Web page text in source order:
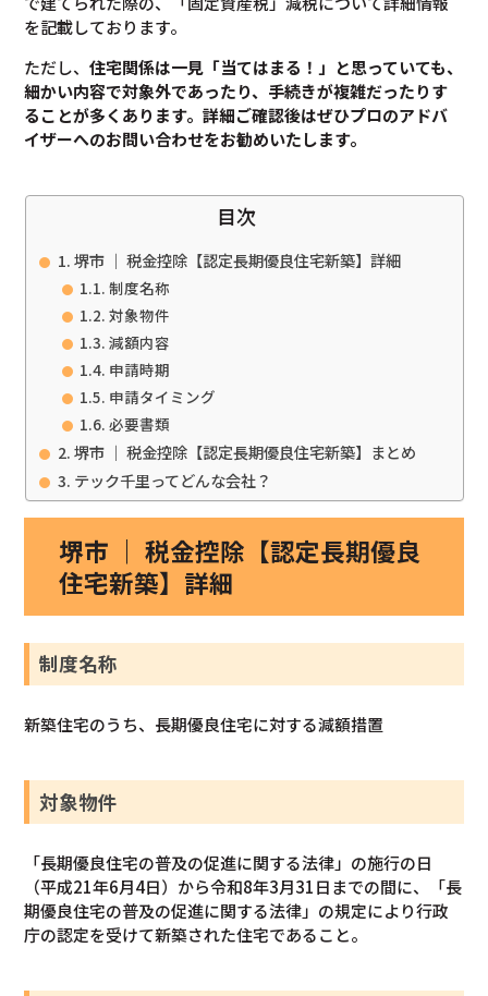
を記載しております。
ただし、住宅関係は一見「当てはまる！」と思っていても、
細かい内容で対象外であったり、手続きが複雑だったりす
ることが多くあります。詳細ご確認後はぜひプロのアドバ
イザーへのお問い合わせをお勧めいたします。
目次
堺市 ｜ 税金控除【認定長期優良住宅新築】詳細
制度名称
対象物件
減額内容
申請時期
申請タイミング
必要書類
堺市 ｜ 税金控除【認定長期優良住宅新築】まとめ
テック千里ってどんな会社？
堺市 ｜ 税金控除【認定長期優良
住宅新築】詳細
制度名称
新築住宅のうち、長期優良住宅に対する減額措置
対象物件
「長期優良住宅の普及の促進に関する法律」の施行の日
（平成21年6月4日）から令和8年3月31日までの間に、「長
期優良住宅の普及の促進に関する法律」の規定により行政
庁の認定を受けて新築された住宅であること。